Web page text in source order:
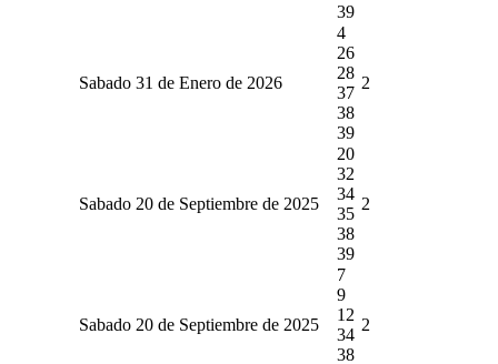
39
Sabado 31 de Enero de 2026
4
26
28
37
38
39
2
Sabado 20 de Septiembre de 2025
20
32
34
35
38
39
2
Sabado 20 de Septiembre de 2025
7
9
12
34
38
2